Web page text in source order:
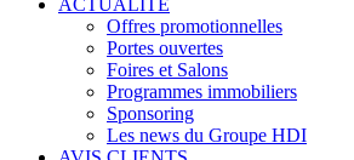
ACTUALITÉ
Offres promotionnelles
Portes ouvertes
Foires et Salons
Programmes immobiliers
Sponsoring
Les news du Groupe HDI